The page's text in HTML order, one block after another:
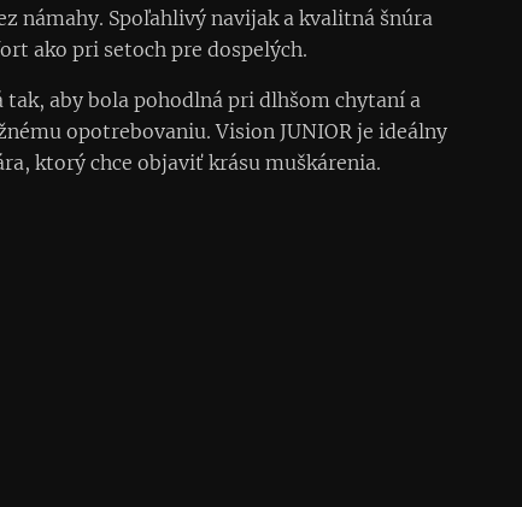
námahy. Spoľahlivý navijak a kvalitná šnúra
ako pri setoch pre dospelých.
tak, aby bola pohodlná pri dlhšom chytaní a
opotrebovaniu. Vision JUNIOR je ideálny
ktorý chce objaviť krásu muškárenia.